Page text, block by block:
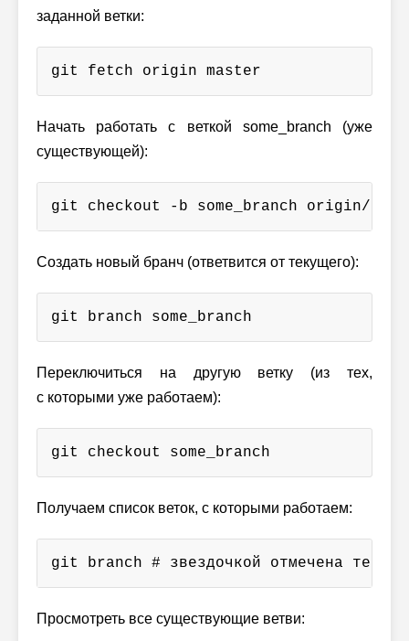
заданной ветки:
git fetch origin master
Начать работать с веткой some_branch (уже
существующей):
git checkout -b some_branch origin/
Создать новый бранч (ответвится от текущего):
git branch some_branch
Переключиться на другую ветку (из тех,
с которыми уже работаем):
git checkout some_branch
Получаем список веток, с которыми работаем:
git branch # звездочкой отмечена
Просмотреть все существующие ветви: